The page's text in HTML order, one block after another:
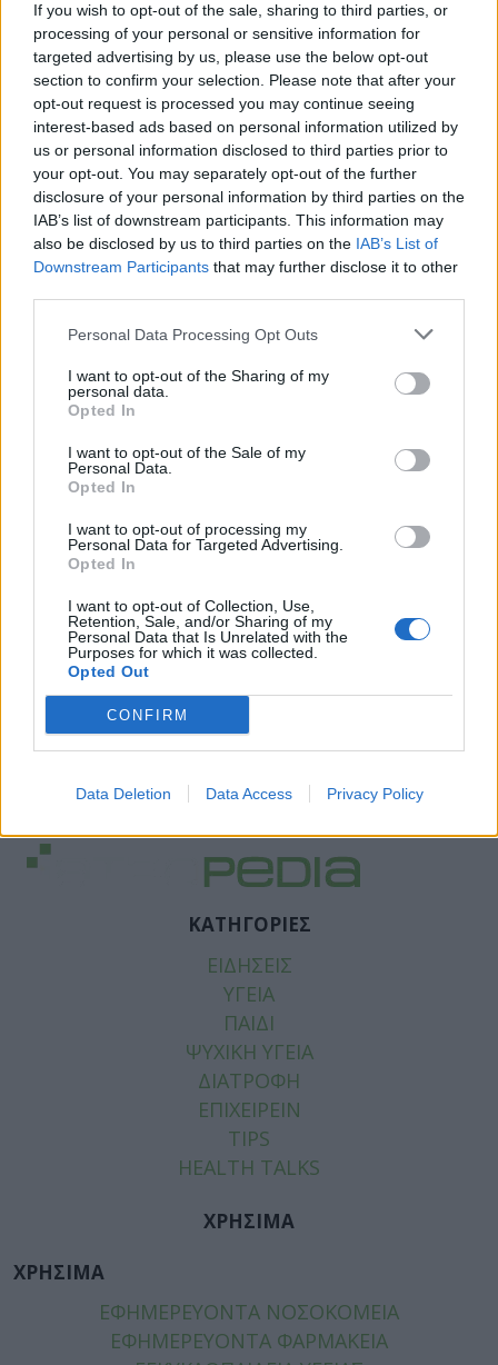
If you wish to opt-out of the sale, sharing to third parties, or
processing of your personal or sensitive information for
targeted advertising by us, please use the below opt-out
section to confirm your selection. Please note that after your
opt-out request is processed you may continue seeing
interest-based ads based on personal information utilized by
us or personal information disclosed to third parties prior to
your opt-out. You may separately opt-out of the further
disclosure of your personal information by third parties on the
IAB’s list of downstream participants. This information may
also be disclosed by us to third parties on the IAB’s List of
Downstream Participants that may further disclose it to other
Personal Data Processing Opt Outs
I want to opt-out of the Sharing of my
personal data.
Opted In
I want to opt-out of the Sale of my
Personal Data.
Opted In
I want to opt-out of processing my
Personal Data for Targeted Advertising.
Opted In
I want to opt-out of Collection, Use,
Retention, Sale, and/or Sharing of my
Personal Data that Is Unrelated with the
Purposes for which it was collected.
Opted Out
CONFIRM
Data Deletion Data Access Privacy Policy
Αφρικανική σκόνη: Μειώστε τη
ρύπανση και στους εσωτερικούς χώρους
Τέλος επισημαίνεται ότι πρέπει να
αποφεύγονταιδραστηριότητες που
επιδεινώνουν την ποιότητα του αέρα στους
εσωτερικούς χώρους,όπως:
κάπνισμα,
χρήση ηλεκτρικής σκούπας,
άναμμα κεριών και τζακιών
Τέλος απαιτείται καλή ενυδάτωση με
κατανάλωση άφθονου νερού.
Facebook
Twitter
ΑΦΡΙΚΑΝΙΚΗ ΣΚΟΝΗ,ΚΡΗΤΗ,ΣΚΟΝΗ
ΚΑΤΗΓΟΡΙΕΣ
ΕΙΔΗΣΕΙΣ
ΥΓΕΙΑ
ΠΑΙΔΙ
ΨΥΧΙΚΗ ΥΓΕΙΑ
ΔΙΑΤΡΟΦΗ
ΕΠΙΧΕΙΡΕΙΝ
TIPS
HEALTH TALKS
ΧΡΗΣΙΜΑ
ΧΡΗΣΙΜΑ
ΕΦΗΜΕΡΕΥΟΝΤΑ ΝΟΣΟΚΟΜΕΙΑ
ΕΦΗΜΕΡΕΥΟΝΤΑ ΦΑΡΜΑΚΕΙΑ